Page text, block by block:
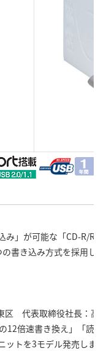
」が可能な「CD-R/
の書き込み方式を採用し
区 代表取締役社長：高
12倍速書き換え」「読
ットを3モデル発売しま